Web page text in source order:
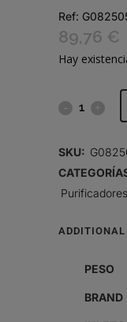
Ref:
89,76 €
Hay
FILTRO
FPG
SKU:
PESO
BRAND